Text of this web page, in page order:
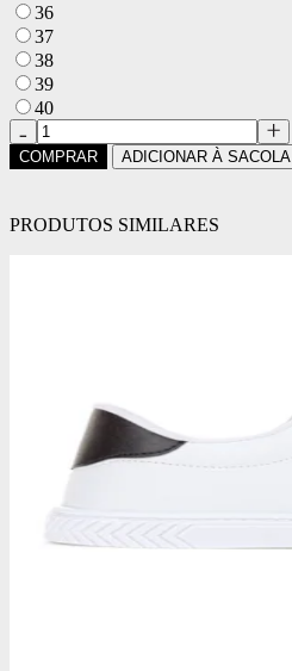
36
37
38
39
40
COMPRAR ADICIONAR À SACOLA
PRODUTOS SIMILARES